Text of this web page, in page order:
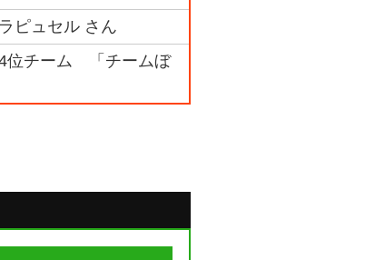
ピュセル さん
4位チーム 「チームぼ